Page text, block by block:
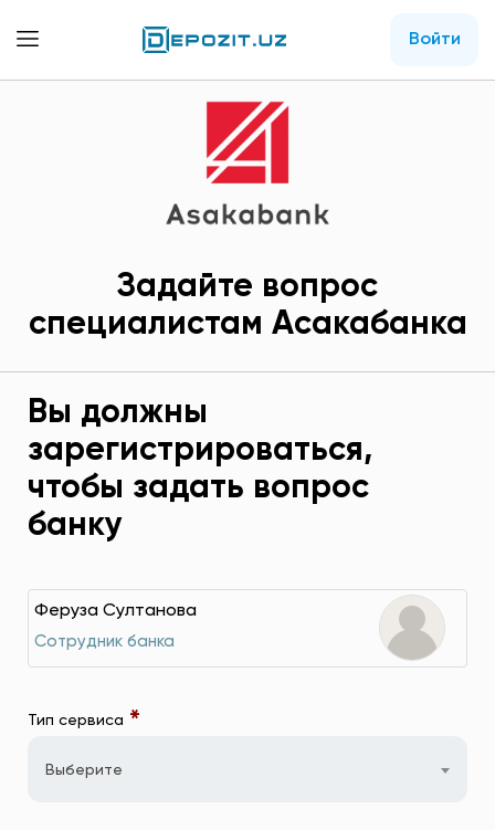
Войти
Задайте вопрос
специалистам Асакабанка
Вы должны
зарегистрироваться,
чтобы задать вопрос
банку
Феруза Султанова
Сотрудник банка
Тип сервиса *
Выберите